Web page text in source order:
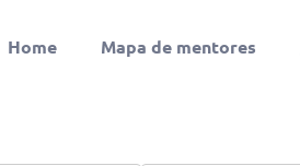
Home Mapa de mentores